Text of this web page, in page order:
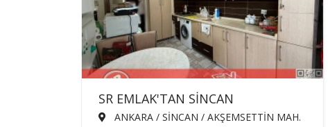
SR EMLAK'TAN SİNCAN
AKŞEMSETTİN MAH'DE 3+1 110m²
ANKARA / SİNCAN / AKŞEMSETTİN MAH.